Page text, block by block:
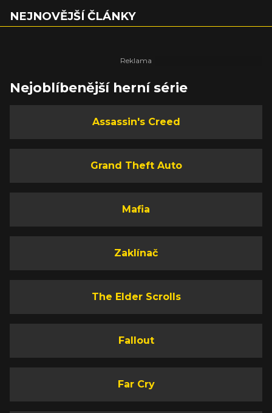
NEJNOVĚJŠÍ ČLÁNKY
Nejoblíbenější herní série
Assassin's Creed
Grand Theft Auto
Mafia
Zaklínač
The Elder Scrolls
Fallout
Far Cry